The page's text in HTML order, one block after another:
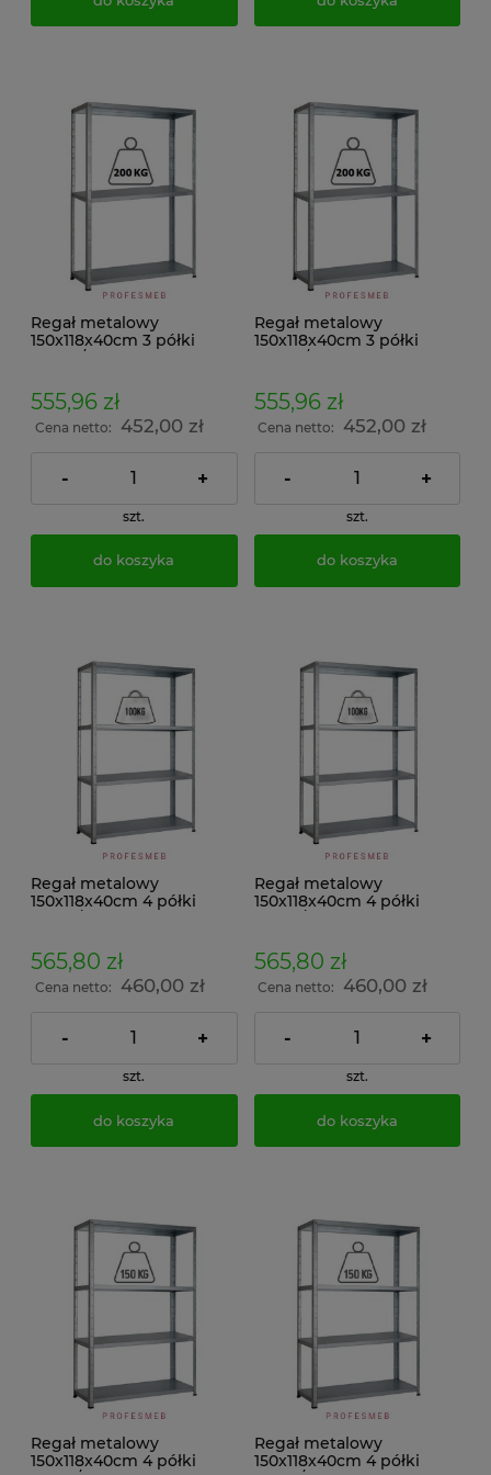
Regał metalowy
150x118x40cm 3 półki
200kg/p malowany
dokumenty w archiwum i
do magazynu
555,96 zł
Cena netto: 452,00 zł
- +
szt.
do koszyka
Regał metalowy
150x118x40cm 3 półki
200kg/p ocynkowany
dokumenty w archiwum i
do magazynu
555,96 zł
Cena netto: 452,00 zł
- +
szt.
do koszyka
Regał metalowy
150x118x40cm 4 półki
dokumenty w archiwum i
do magazynu
565,80 zł
Cena netto: 460,00 zł
- +
szt.
do koszyka
Regał metalowy
150x118x40cm 4 półki
dokumenty w archiwum i
do magazynu
565,80 zł
Cena netto: 460,00 zł
- +
szt.
do koszyka
Regał metalowy
150x118x40cm 4 półki
Regał metalowy
150x118x40cm 4 półki